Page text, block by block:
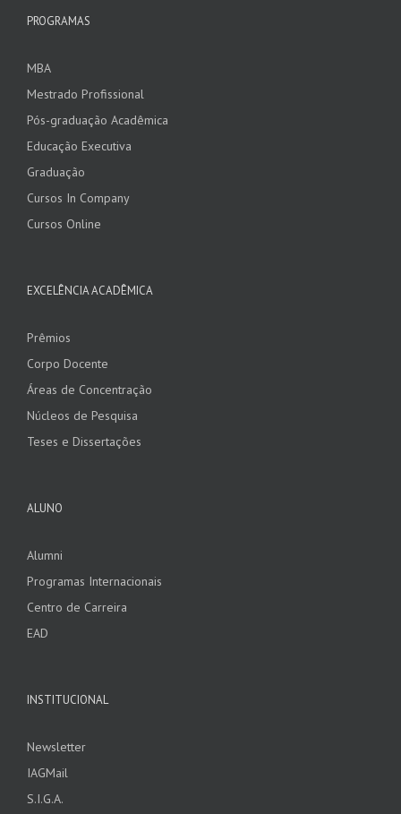
PROGRAMAS
MBA
Mestrado Profissional
Pós-graduação Acadêmica
Educação Executiva
Graduação
Cursos In Company
Cursos Online
EXCELÊNCIA ACADÊMICA
Prêmios
Corpo Docente
Áreas de Concentração
Núcleos de Pesquisa
Teses e Dissertações
ALUNO
Alumni
Programas Internacionais
Centro de Carreira
EAD
INSTITUCIONAL
Newsletter
IAGMail
S.I.G.A.